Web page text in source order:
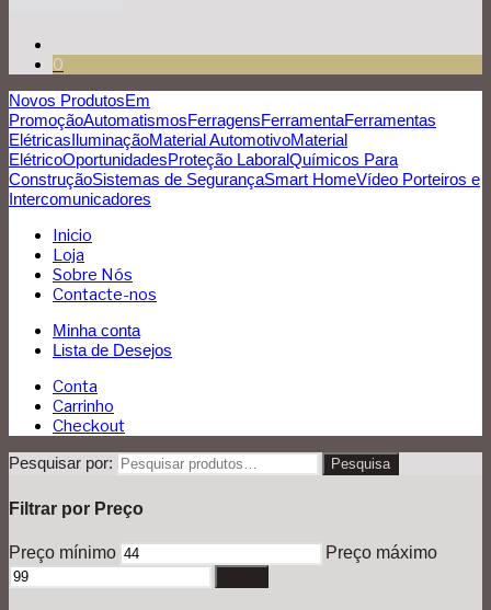
0
Novos ProdutosEm
PromoçãoAutomatismosFerragensFerramentaFerramentas
ElétricasIluminaçãoMaterial AutomotivoMaterial
ElétricoOportunidadesProteção LaboralQuímicos Para
ConstruçãoSistemas de SegurançaSmart HomeVídeo Porteiros e
Intercomunicadores
Inicio
Loja
Sobre Nós
Contacte-nos
Minha conta
Lista de Desejos
Conta
Carrinho
Checkout
Pesquisar por: Pesquisa
Filtrar por Preço
Preço mínimo Preço máximo